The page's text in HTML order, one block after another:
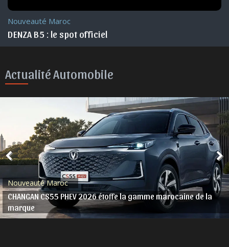
Nouveauté Maroc
DENZA B5 : le spot officiel
Actualité Automobile
Actu. nationale
ROX Maroc célèbre ses 250 premiers clients